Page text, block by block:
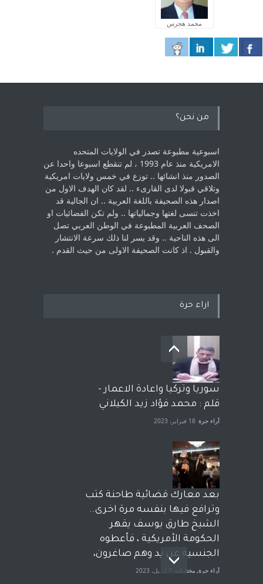
محمد هجرس
من نحن؟
اسبوعية مطبوعة تصدر في الولايات المتحده
الامريكية منذ عام 1993 ، لم ‏تنقطع اسبوعا واحدا عن
الصدور منذ انشائها .. توزع في خمس ولايات امريكية
‏وتلاقي قبولا لدى القارىء ..‏ لقد كان الهدف الاول من
اصدار هذه الصحيفة باللغة العربية .. ان الجالية قد
اخذت ‏تنسى لغتها وجمالياتها .. ولم تكن الفضائيات او
الصحف العربية المطبوعة في الوطن ‏العربي تصل
الى هذه الناحية .. وقد يسر لنا ذلك سرعة الانتشار
والقبول . اذ كانت ‏الصحيفة الاولى من حيث القدم . ‏
اراء حرة
سوريا وتركيا واعادة الاعمار -
قلم : محمد فؤاد زيد الكيلاني
آراء حرة 18 فبراير، 2023
بعد معارك قضائية طاحنة كتب
وترافع فيها بنفسه مرة اخرى..
الشيخ طارق يوسف يقهر
الحكومة الأمريكية ، فأعطوه
الجنسية عن يد وهم صاغرون،
آراء حرة, مختارات